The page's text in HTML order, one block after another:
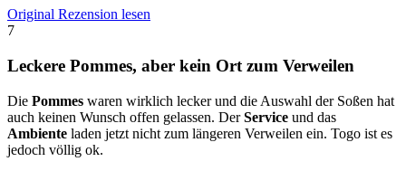
Original Rezension lesen
7
Leckere Pommes, aber kein Ort zum Verweilen
Die Pommes waren wirklich lecker und die Auswahl der Soßen hat
auch keinen Wunsch offen gelassen. DerService und das
Ambiente laden jetzt nicht zum längeren Verweilen ein. Togo ist es
jedoch völlig ok.